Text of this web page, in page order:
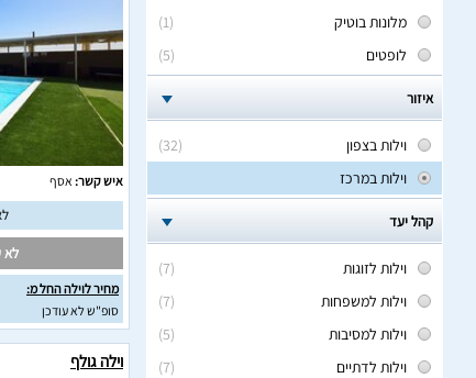
(1)
מלונות בוטיק
(5)
לופטים
איזור
(32)
וילות בצפון
וילות במרכז
קהל יעד
(7)
וילות לזוגות
(7)
וילות למשפחות
(5)
וילות למסיבות
(7)
וילות לדתיים
איש קשר: אסף
לא
מחיר לוילה החל מ:
סופ"ש לא עודכן
וילה גולף